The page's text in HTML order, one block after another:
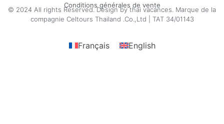
Conditions générales de vente
© 2024 All rights Reserved. Design by thai vacances. Marque de la
compagnie Celtours Thailand .Co.,Ltd | TAT 34/01143
Français English